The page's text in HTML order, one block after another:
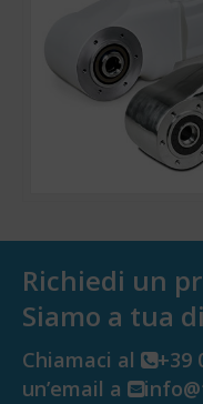
Richiedi un
Siamo a tua
Chiamaci al
+39
un’email a